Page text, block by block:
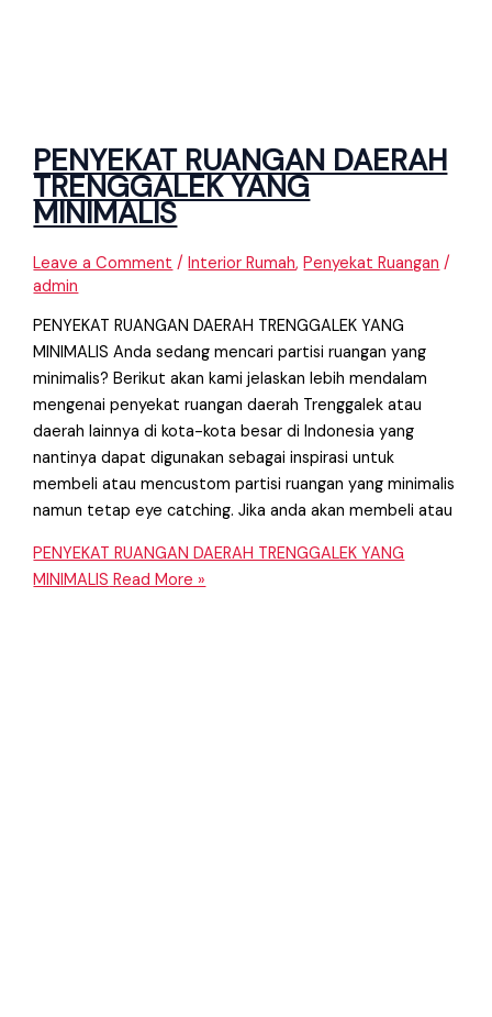
PENYEKAT RUANGAN DAERAH
TRENGGALEK YANG
MINIMALIS
Leave a Comment /Interior Rumah,Penyekat Ruangan /
admin
PENYEKAT RUANGAN DAERAH TRENGGALEK YANG
MINIMALIS Anda sedang mencari partisi ruangan yang
minimalis? Berikut akan kami jelaskan lebih mendalam
mengenai penyekat ruangan daerah Trenggalek atau
daerah lainnya di kota-kota besar di Indonesia yang
nantinya dapat digunakan sebagai inspirasi untuk
membeli atau mencustom partisi ruangan yang minimalis
namun tetap eye catching. Jika anda akan membeli atau
PENYEKAT RUANGAN DAERAH TRENGGALEK YANG
MINIMALIS Read More »